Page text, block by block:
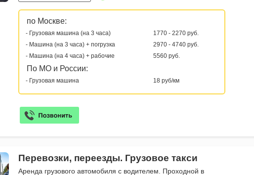
по Москве:
- Грузовая машина (на 3 часа)
1770 - 2270 руб.
- Машина (на 3 часа) + погрузка
2970 - 4740 руб.
- Машина (на 4 часа) + рабочие
5560 руб.
По МО и России:
- Грузовая машина 18 руб/км
Перевозки, переезды. Грузовое такси
Аренда грузового автомобиля с водителем. Проходной в